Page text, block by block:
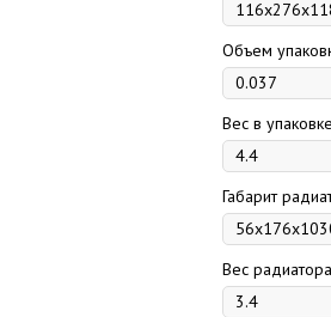
Объем
Вес в
Габарит
Вес